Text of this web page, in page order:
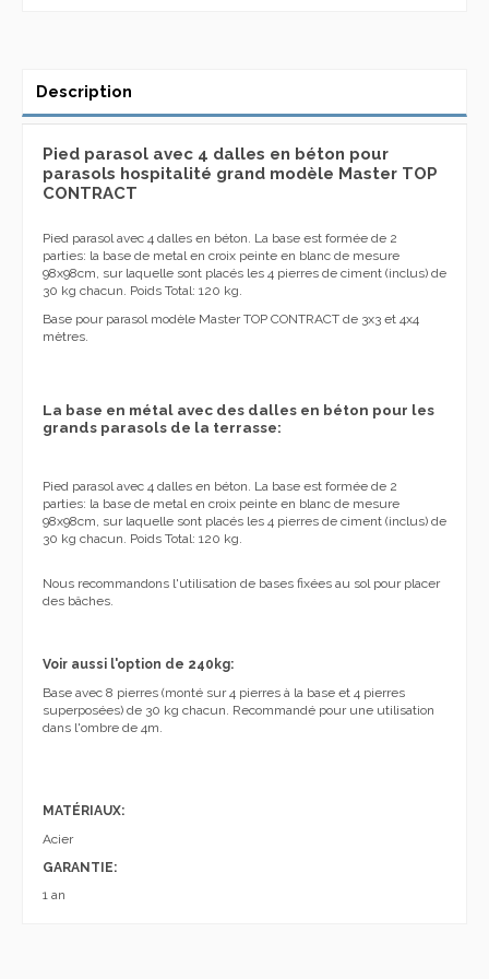
Description
Pied parasol avec 4 dalles en béton pour
parasols hospitalité grand modèle Master TOP
CONTRACT
Pied parasol avec 4 dalles en béton. La base est formée de 2
parties: la base de metal en croix peinte en blanc de mesure
98x98cm, sur laquelle sont placés les 4 pierres de ciment (inclus) de
30 kg chacun. Poids Total: 120 kg.
Base pour parasol modèle Master TOP CONTRACT de 3x3 et 4x4
mètres.
La base en métal avec des dalles en béton pour les
grands parasols de la terrasse:
Pied parasol avec 4 dalles en béton. La base est formée de 2
parties: la base de metal en croix peinte en blanc de mesure
98x98cm, sur laquelle sont placés les 4 pierres de ciment (inclus) de
30 kg chacun. Poids Total: 120 kg.
Nous recommandons l'utilisation de bases fixées au sol pour placer
des bâches.
Voir aussi l'option de 240kg:
Base avec 8 pierres (monté sur 4 pierres à la base et 4 pierres
superposées) de 30 kg chacun. Recommandé pour une utilisation
dans l'ombre de 4m.
MATÉRIAUX:
Acier
GARANTIE:
1 an